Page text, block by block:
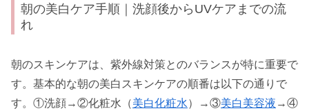
朝の美白ケア手順｜洗顔後からUVケアまでの流
れ
朝のスキンケアは、紫外線対策とのバランスが特に重要で
す。基本的な朝の美白スキンケアの順番は以下の通りで
す。①洗顔→②化粧水（美白化粧水）→③美白美容液 →④